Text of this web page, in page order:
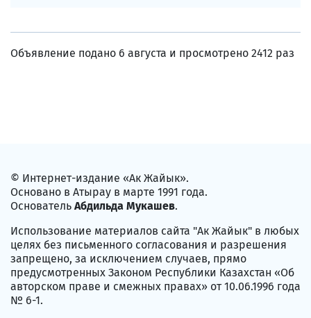
Объявление подано 6 августа и просмотрено 2412 раз
© Интернет-издание «Ак Жайык».
Основано в Атырау в марте 1991 года.
Основатель Абдильда Мукашев.
Использование материалов сайта "Ак Жайык" в любых
целях без письменного согласования и разрешения
запрещено, за исключением случаев, прямо
предусмотренных Законом Республики Казахстан «Об
авторском праве и смежных правах» от 10.06.1996 года
№ 6-1.